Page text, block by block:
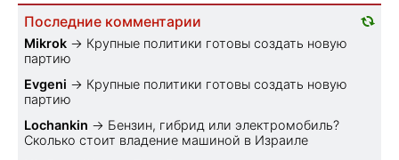
Последние комментарии
Mikrok → Крупные политики готовы создать новую
партию
Evgeni → Крупные политики готовы создать новую
партию
Lochankin → Бензин, гибрид или электромобиль?
Cколько стоит владение машиной в Израиле